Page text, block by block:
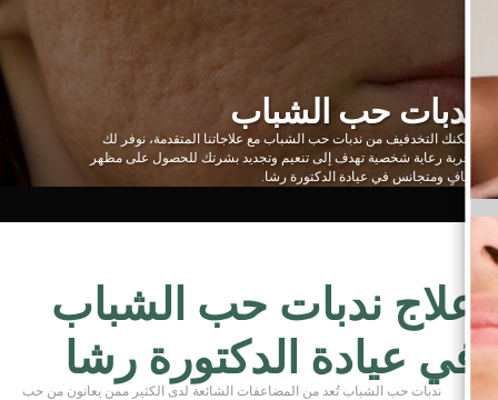
ندبات حب الشباب
يمكنك التخدفيف من ندبات حب الشباب مع علاجاتنا المتقدمة، نوفر لك
تجربة رعاية شخصية تهدف إلى تنعيم وتجديد بشرتك للحصول على مظهر
صافٍ ومتجانس في عيادة الدكتورة رشا.
علاج ندبات حب الشباب
في عيادة الدكتورة رشا
ندبات حب الشباب تُعد من المضاعفات الشائعة لدى الكثير ممن يعانون من حب